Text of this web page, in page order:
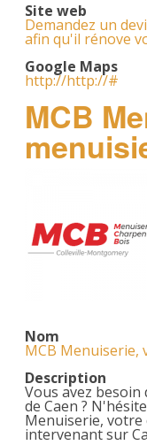
Site web
Demandez un
afin qu'il rénove
Google Maps
http://http://#
MCB
Nom
MCB Menuiserie,
Description
Vous avez
de Caen ?
Menuiserie,
intervenant sur